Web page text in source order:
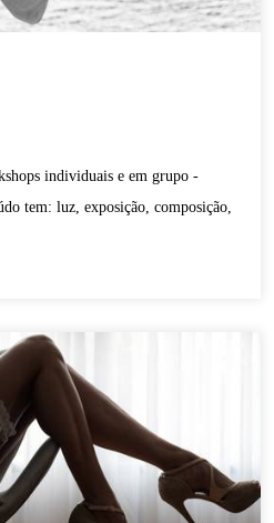
individuais e em grupo -
tem: luz, exposição, composição,